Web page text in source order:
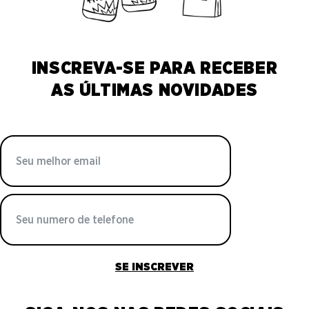
INSCREVA-SE PARA RECEBER
AS ÚLTIMAS NOVIDADES
SE INSCREVER